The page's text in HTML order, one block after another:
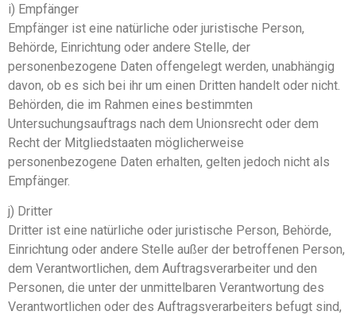
i) Empfänger
Empfänger ist eine natürliche oder juristische Person,
Behörde, Einrichtung oder andere Stelle, der
personenbezogene Daten offengelegt werden, unabhängig
davon, ob es sich bei ihr um einen Dritten handelt oder nicht.
Behörden, die im Rahmen eines bestimmten
Untersuchungsauftrags nach dem Unionsrecht oder dem
Recht der Mitgliedstaaten möglicherweise
personenbezogene Daten erhalten, gelten jedoch nicht als
Empfänger.
j) Dritter
Dritter ist eine natürliche oder juristische Person, Behörde,
Einrichtung oder andere Stelle außer der betroffenen Person,
dem Verantwortlichen, dem Auftragsverarbeiter und den
Personen, die unter der unmittelbaren Verantwortung des
Verantwortlichen oder des Auftragsverarbeiters befugt sind,